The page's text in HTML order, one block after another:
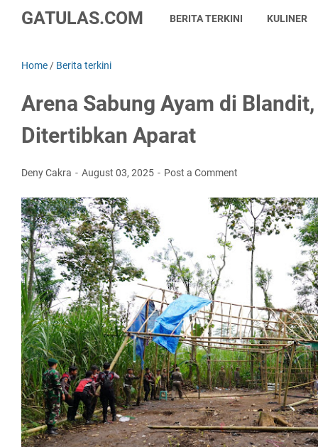
GATULAS.COM BERITA TERKINI KULINER
Home / Berita terkini
Arena Sabung Ayam di
Ditertibkan Aparat
Deny Cakra August 03, 2025 Post a Comment